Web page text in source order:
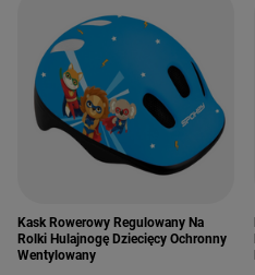
Kask Rowerowy Regulowany Na
Rolki Hulajnogę Dziecięcy Ochronny
Wentylowany